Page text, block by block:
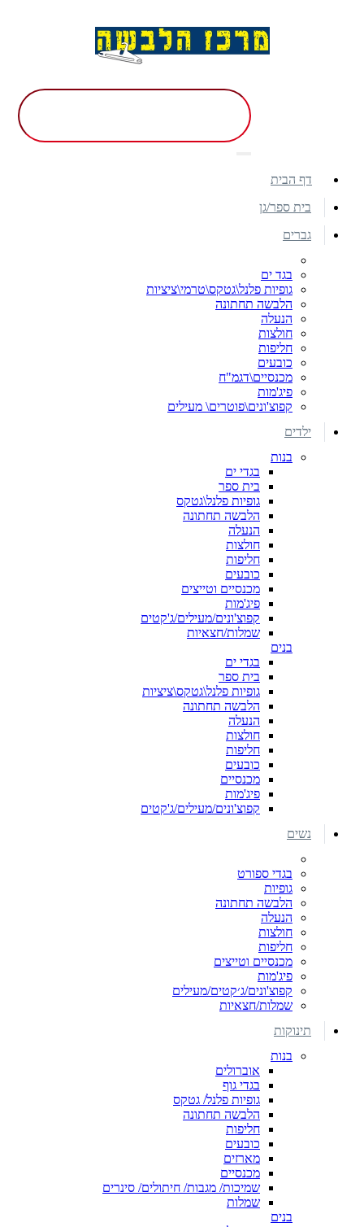
דף הבית
בית ספר/גן
גברים
בגד ים
גופיות פלנל\גטקס\טרמי\ציציות
הלבשה תחתונה
הנעלה
חולצות
חליפות
כובעים
מכנסיים\דגמ"ח
פיג'מות
קפוצ'ונים\פוטרים\ מעילים
ילדים
בנות
בגדי ים
בית ספר
גופיות פלנל\גטקס
הלבשה תחתונה
הנעלה
חולצות
חליפות
כובעים
מכנסיים וטייצים
פיג'מות
קפוצ'ונים/מעילים/ג'קטים
שמלות/חצאיות
בנים
בגדי ים
בית ספר
גופיות פלנל\גטקס\ציציות
הלבשה תחתונה
הנעלה
חולצות
חליפות
כובעים
מכנסיים
פיג'מות
קפוצ'ונים/מעילים/ג'קטים
נשים
בגדי ספורט
גופיות
הלבשה תחתונה
הנעלה
חולצות
חליפות
מכנסיים וטייצים
פיג'מות
קפוצ'ונים/ג׳קטים/מעילים
שמלות/חצאיות
תינוקות
בנות
אוברולים
בגדי גוף
גופיות פלנל/ גטקס
הלבשה תחתונה
חליפות
כובעים
מארזים
מכנסיים
שמיכות/ מגבות/ חיתולים/ סינרים
שמלות
בנים